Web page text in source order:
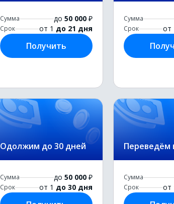
Сумма до 50 000 ₽
Срок от 1 до 21 дня
Получить
Сумма
Срок от
Одолжим до 30 дней
Сумма до 50 000 ₽
Срок от 1 до 30 дня
Переведём
Сумма
Срок от